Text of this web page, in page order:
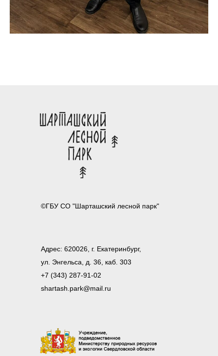
©ГБУ СО "Шарташский лесной парк"
Адрес: 620026, г. Екатеринбург,
ул. Энгельса, д. 36, каб. 303
+7 (343) 287-91-02
shartash.park@mail.ru